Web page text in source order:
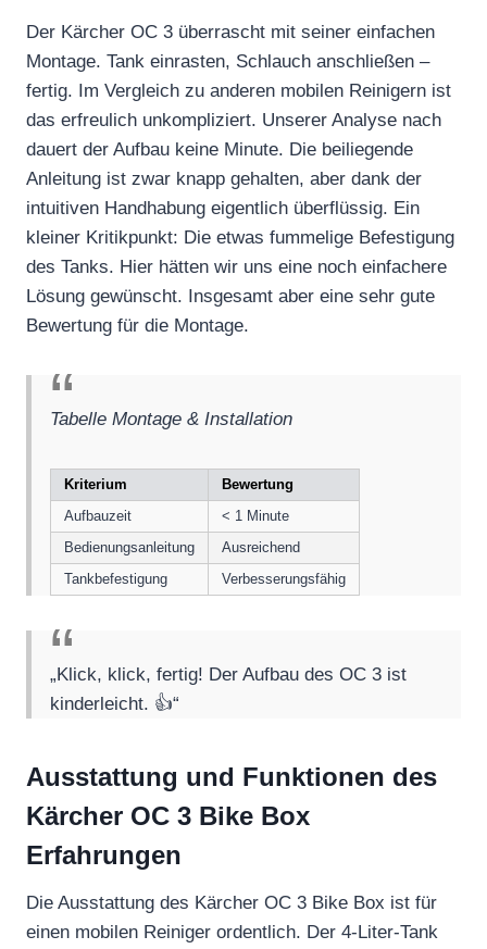
Der Kärcher OC 3 überrascht mit seiner einfachen
Montage. Tank einrasten, Schlauch anschließen –
fertig. Im Vergleich zu anderen mobilen Reinigern ist
das erfreulich unkompliziert. Unserer Analyse nach
dauert der Aufbau keine Minute. Die beiliegende
Anleitung ist zwar knapp gehalten, aber dank der
intuitiven Handhabung eigentlich überflüssig. Ein
kleiner Kritikpunkt: Die etwas fummelige Befestigung
des Tanks. Hier hätten wir uns eine noch einfachere
Lösung gewünscht. Insgesamt aber eine sehr gute
Bewertung für die Montage.
Tabelle Montage & Installation
Kriterium
Bewertung
Aufbauzeit
< 1 Minute
Bedienungsanleitung
Ausreichend
Tankbefestigung
Verbesserungsfähig
„Klick, klick, fertig! Der Aufbau des OC 3 ist
kinderleicht. 👍“
Ausstattung und Funktionen des
Kärcher OC 3 Bike Box
Erfahrungen
Die Ausstattung des Kärcher OC 3 Bike Box ist für
einen mobilen Reiniger ordentlich. Der 4-Liter-Tank